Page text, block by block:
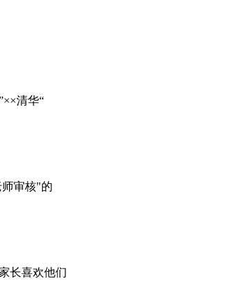
清华“
审核"的
长喜欢他们